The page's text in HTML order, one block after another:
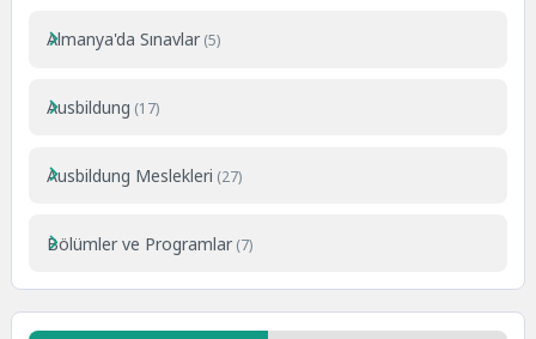
Almanya'da Sınavlar (5)
Ausbildung (17)
Ausbildung Meslekleri (27)
Bölümler ve Programlar (7)